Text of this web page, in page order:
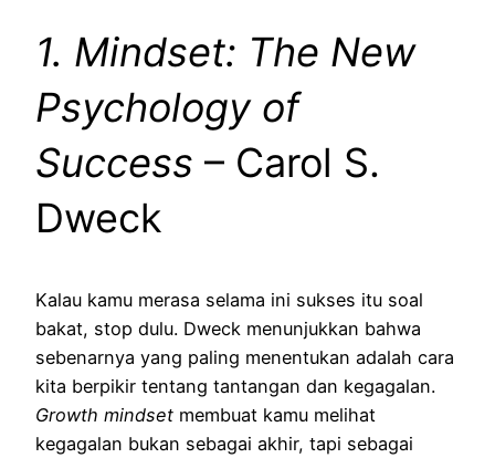
1. Mindset: The New
Psychology of
Success – Carol S.
Dweck
Kalau kamu merasa selama ini sukses itu soal
bakat, stop dulu. Dweck menunjukkan bahwa
sebenarnya yang paling menentukan adalah cara
kita berpikir tentang tantangan dan kegagalan.
Growth mindset membuat kamu melihat
kegagalan bukan sebagai akhir, tapi sebagai